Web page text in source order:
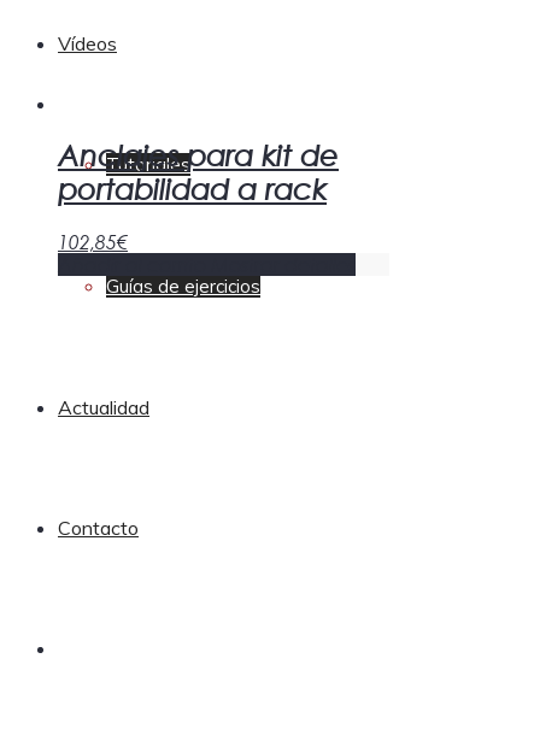
Vídeos
Tutoriales
Guías de ejercicios
Actualidad
Contacto
Anclajes para kit de
portabilidad a rack
102,85€